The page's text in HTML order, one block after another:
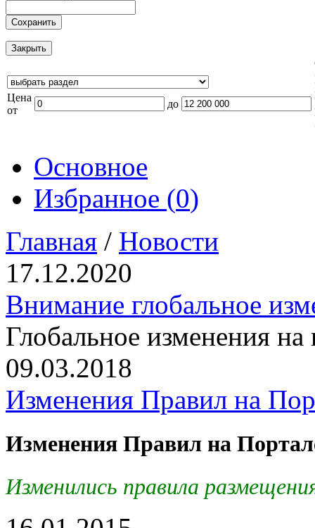
Сохранить
Закрыть
Цена
от
до
Основное
Избранное (0)
Главная / Новости
17.12.2020
Внимание глобальное
Глобальное изменения
09.03.2018
Изменения Правил на
Изменения Правил на
Изменились правила